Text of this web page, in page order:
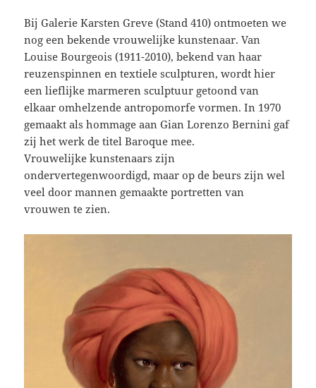
Bij Galerie Karsten Greve (Stand 410) ontmoeten we
nog een bekende vrouwelijke kunstenaar. Van
Louise Bourgeois (1911-2010), bekend van haar
reuzenspinnen en textiele sculpturen, wordt hier
een lieflijke marmeren sculptuur getoond van
elkaar omhelzende antropomorfe vormen. In 1970
gemaakt als hommage aan Gian Lorenzo Bernini gaf
zij het werk de titel Baroque mee.
Vrouwelijke kunstenaars zijn
ondervertegenwoordigd, maar op de beurs zijn wel
veel door mannen gemaakte portretten van
vrouwen te zien.